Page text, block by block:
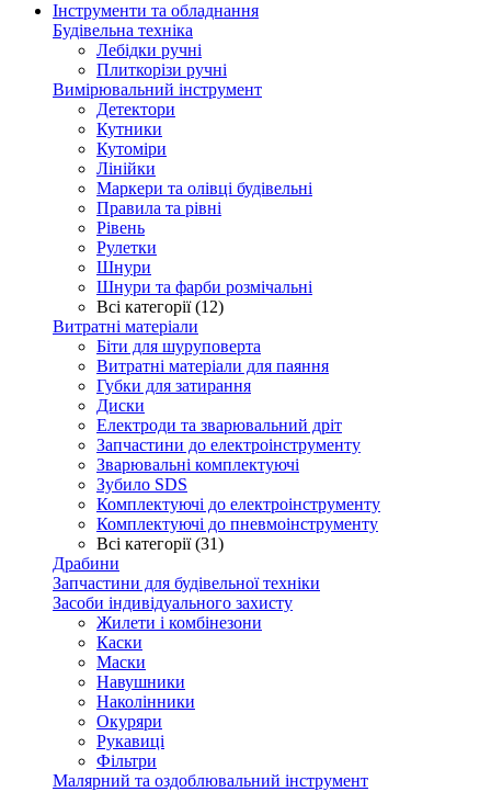
Інструменти та обладнання
Будівельна техніка
Лебідки ручні
Плиткорізи ручні
Вимірювальний інструмент
Детектори
Кутники
Кутоміри
Лінійки
Маркери та олівці будівельні
Правила та рівні
Рівень
Рулетки
Шнури
Шнури та фарби розмічальні
Всі категорії (12)
Витратні матеріали
Біти для шуруповерта
Витратні матеріали для паяння
Губки для затирання
Диски
Електроди та зварювальний дріт
Запчастини до електроінструменту
Зварювальні комплектуючі
Зубило SDS
Комплектуючі до електроінструменту
Комплектуючі до пневмоінструменту
Всі категорії (31)
Драбини
Запчастини для будівельної техніки
Засоби індивідуального захисту
Жилети і комбінезони
Каски
Маски
Навушники
Наколінники
Окуряри
Рукавиці
Фільтри
Малярний та оздоблювальний інструмент